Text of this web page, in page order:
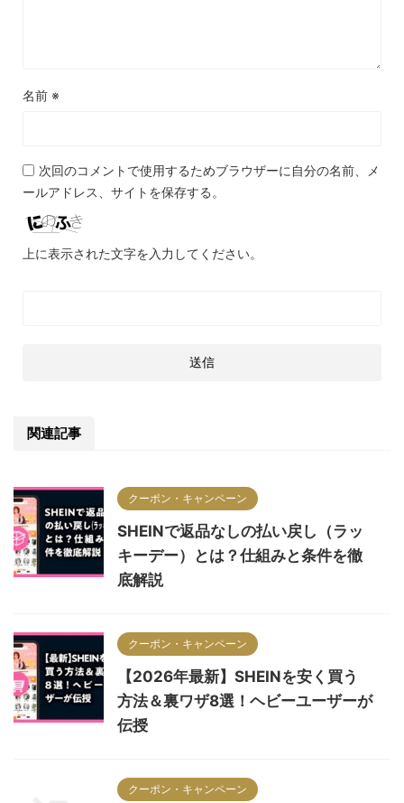
名前 ※
次回のコメントで使用するためブラウザーに自分の名前、メ
ールアドレス、サイトを保存する。
上に表示された文字を入力してください。
関連記事
クーポン・キャンペーン
SHEINで返品なしの払い戻し（ラッ
キーデー）とは？仕組みと条件を徹
底解説
クーポン・キャンペーン
【2026年最新】SHEINを安く買う
方法＆裏ワザ8選！ヘビーユーザーが
伝授
クーポン・キャンペーン